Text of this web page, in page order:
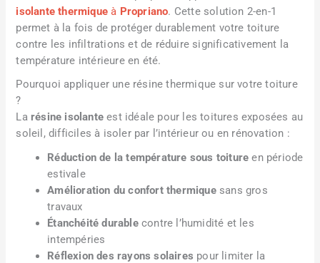
isolante thermique à Propriano. Cette solution 2-en-1
permet à la fois de protéger durablement votre toiture
contre les infiltrations et de réduire significativement la
température intérieure en été.
Pourquoi appliquer une résine thermique sur votre toiture
?
Larésine isolante est idéale pour les toitures exposées au
soleil, difficiles à isoler par l’intérieur ou en rénovation :
Réduction de la température sous toiture en période
estivale
Amélioration du confort thermiquesans gros
travaux
Étanchéité durablecontre l’humidité et les
intempéries
Réflexion des rayons solaires pour limiter la